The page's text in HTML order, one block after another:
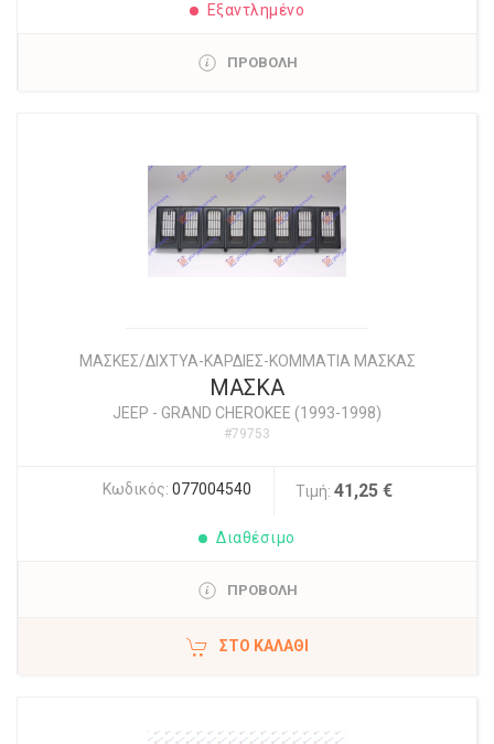
Εξαντλημένο
ΠΡΟΒΟΛΗ
ΜΑΣΚΕΣ/ΔΙΧΤΥΑ-ΚΑΡΔΙΕΣ-ΚΟΜΜΑΤΙΑ ΜΑΣΚΑΣ
ΜΑΣΚΑ
JEEP - GRAND CHEROKEE (1993-1998)
#79753
Κωδικός: 077004540 Τιμή: 41,25 €
Διαθέσιμο
ΠΡΟΒΟΛΗ
ΣΤΟ ΚΑΛΆΘΙ